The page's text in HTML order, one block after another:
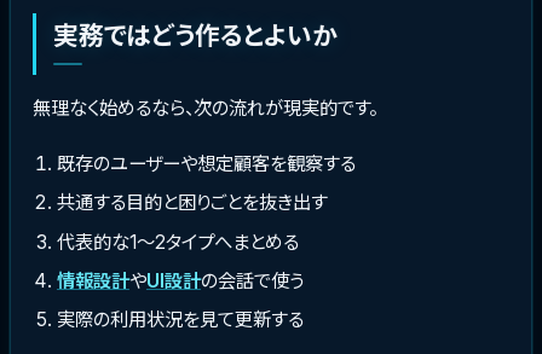
実務ではどう作るとよいか
無理なく始めるなら、次の流れが現実的です。
既存のユーザーや想定顧客を観察する
共通する目的と困りごとを抜き出す
代表的な1〜2タイプへまとめる
情報設計やUI設計の会話で使う
実際の利用状況を見て更新する